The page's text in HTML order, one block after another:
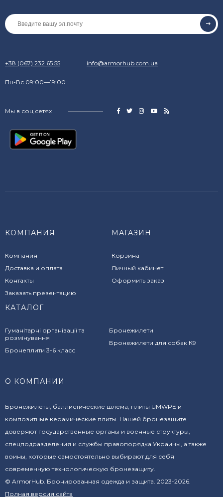
+38 (067) 232 65 55 info@armorhub.com.ua
Пн-Вс 09:00—19:00
Мы в соц.сетях
КОМПАНИЯ
Компания
Доставка и оплата
Контакты
Заказать презентацию
МАГАЗИН
Корзина
Личный кабинет
Оформить заказ
КАТАЛОГ
Гуманітарні організації та
розмінування
Бронеплити 3-6 класс
Бронежилети
Бронежилети для собак К9
О КОМПАНИИ
Бронежилеты, баллистические шлема, плиты UMWPE и
композитные керамические плиты. Нашей бронезащите
доверяют государственные органы и военные структуры,
спецподразделения и службы правопорядка Украины, а также
воины, которые самостоятельно выбирают для себя
современную технологическую бронезащиту.
© ArmorHub. Бронированная одежда и защита. 2023-2026.
Полная версия сайта